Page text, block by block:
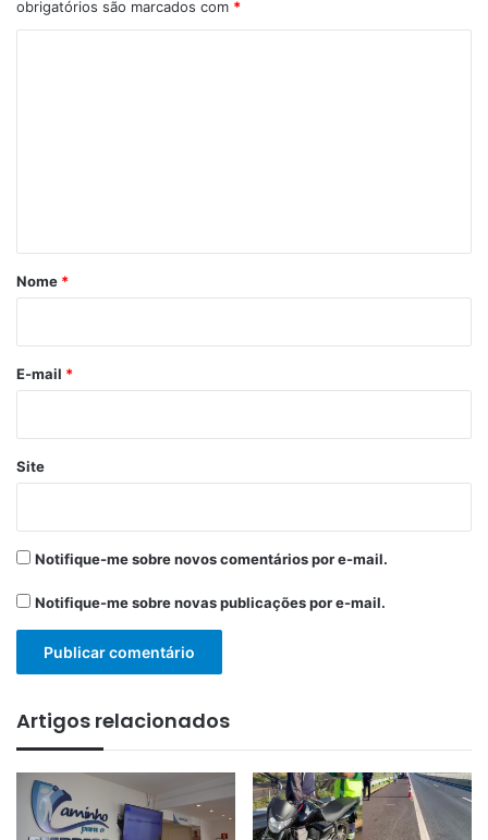
obrigatórios são marcados com *
r
*
Nome *
E-mail *
Site
Notifique-me sobre novos comentários por e-mail.
Notifique-me sobre novas publicações por e-mail.
Artigos relacionados